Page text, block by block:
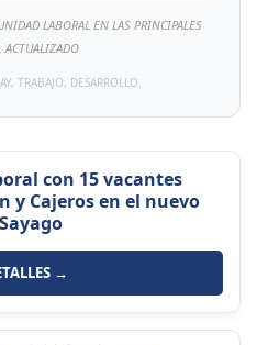
LABORAL EN LAS PRINCIPALES
ACTUALIZADO
TRABAJO, DESARROLLO.
con 15 vacantes
y Cajeros en el nuevo
→